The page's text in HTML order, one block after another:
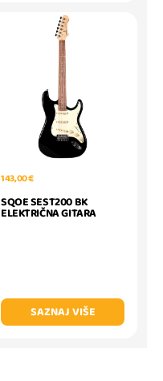
143,00 €
SQOE SEST200 BK
ELEKTRIČNA GITARA
SAZNAJ VIŠE